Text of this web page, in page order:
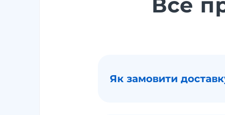
Як замовити